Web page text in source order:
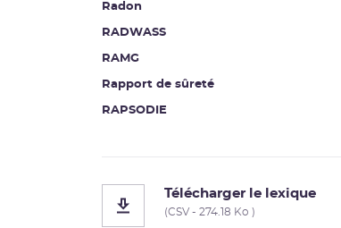
Radon
RADWASS
RAMG
Rapport de sûreté
RAPSODIE
Télécharger le lexique
(CSV - 274.18 Ko )